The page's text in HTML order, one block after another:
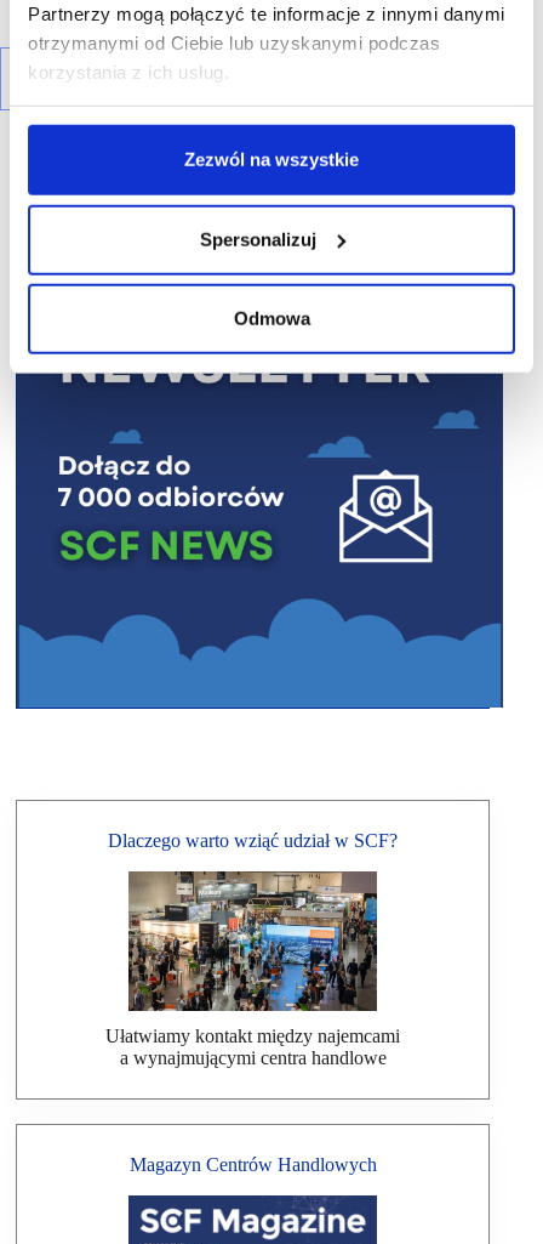
Partnerzy mogą połączyć te informacje z innymi danymi
otrzymanymi od Ciebie lub uzyskanymi podczas
korzystania z ich usług.
Zezwól na wszystkie
Spersonalizuj
Odmowa
R E K L A M A
Dlaczego warto wziąć udział w SCF?
Ułatwiamy kontakt między najemcami
a wynajmującymi centra handlowe
Magazyn Centrów Handlowych